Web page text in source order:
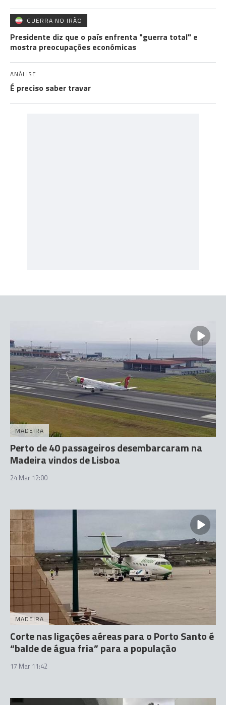
GUERRA NO IRÃO
Presidente diz que o país enfrenta "guerra total" e
mostra preocupações económicas
ANÁLISE
É preciso saber travar
MADEIRA
Perto de 40 passageiros desembarcaram na
Madeira vindos de Lisboa
24 Mar 12:00
MADEIRA
Corte nas ligações aéreas para o Porto Santo é
“balde de água fria” para a população
17 Mar 11:42